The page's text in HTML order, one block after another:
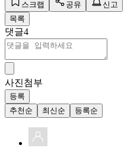
스크랩 공유
신고
목록
댓글4
사진첨부
등록
추천순
최신순 등록순